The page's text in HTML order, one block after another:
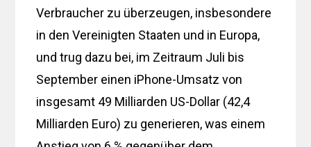
Verbraucher zu überzeugen, insbesondere
in den Vereinigten Staaten und in Europa,
und trug dazu bei, im Zeitraum Juli bis
September einen iPhone-Umsatz von
insgesamt 49 Milliarden US-Dollar (42,4
Milliarden Euro) zu generieren, was einem